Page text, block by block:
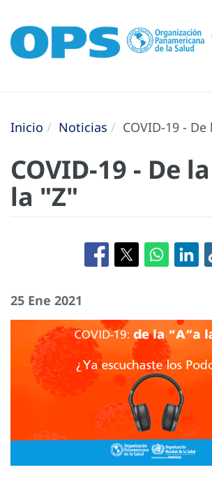
Inicio Noticias COVID-19 -
COVID-19 - De
la "Z"
25 Ene 2021